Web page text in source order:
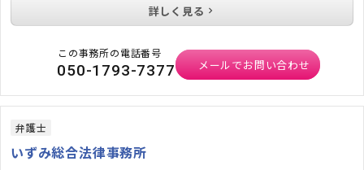
詳しく見る
この事務所の電話番号
050-1793-7377 メールでお問い合わせ
弁護士
いずみ総合法律事務所